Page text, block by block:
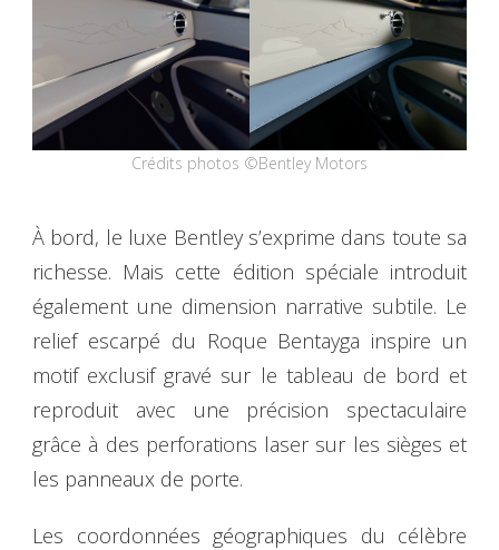
Crédits photos ©Bentley Motors
À bord, le luxe Bentley s’exprime dans toute sa
richesse. Mais cette édition spéciale introduit
également une dimension narrative subtile. Le
relief escarpé du Roque Bentayga inspire un
motif exclusif gravé sur le tableau de bord et
reproduit avec une précision spectaculaire
grâce à des perforations laser sur les sièges et
les panneaux de porte.
Les coordonnées géographiques du célèbre